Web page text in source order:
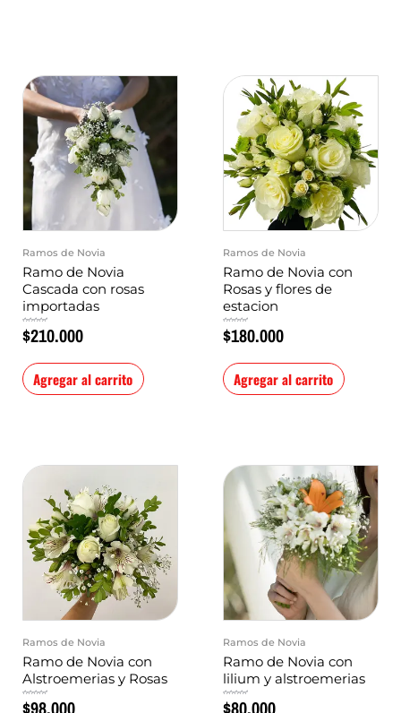
Ramos de Novia
Ramo de Novia
Cascada con rosas
importadas
en
0
de
$210.000
Agregar al carrito
Ramos de Novia
Ramo de Novia con
Rosas y flores de
estacion
en
0
de
$180.000
Agregar al carrito
Ramos de Novia
Ramo de Novia con
Alstroemerias y Rosas
en
0$98.000
Ramos de Novia
Ramo de Novia con
lilium y alstroemerias
en
0$80.000